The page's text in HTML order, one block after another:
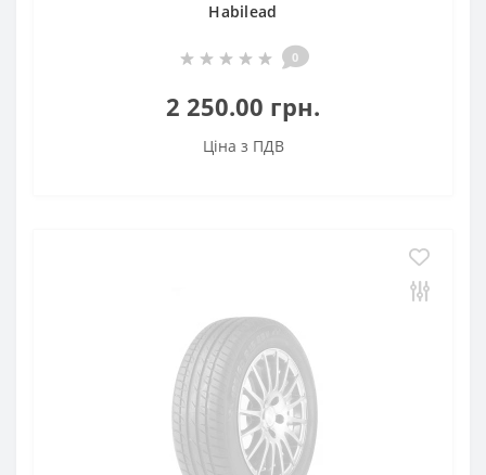
Habilead
0
2 250.00 грн.
Ціна з ПДВ